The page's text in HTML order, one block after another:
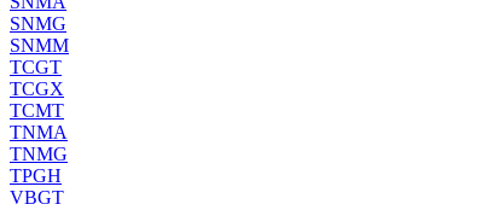
SNMG
SNMM
TCGT
TCGX
TCMT
TNMA
TNMG
TPGH
VBGT